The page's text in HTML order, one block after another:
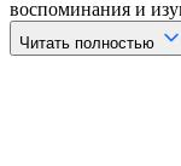
воспоминания и
Читать полностью